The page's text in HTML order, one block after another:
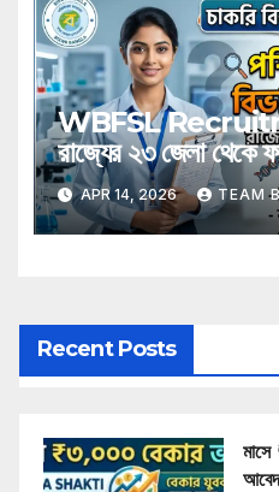
WBFSL
রাজ্যের ২৩ জেলা থেকে
সুযোগ, রইল বিস্তারিত
APR 14, 2026 TEAM
Recent Posts
মাসে